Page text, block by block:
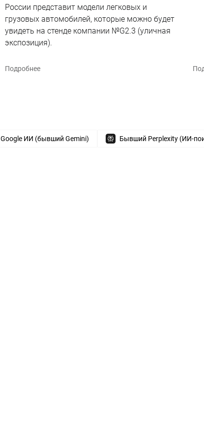
России представит модели легковых и
грузовых автомобилей, которые можно будет
увидеть на стенде компании №G2.3 (уличная
экспозиция).
Подробнее
Google ИИ (бывший Gemini) Бывший Perplexity (ИИ-